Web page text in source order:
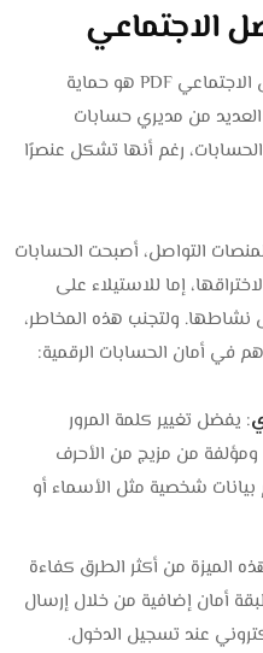
الاجتماعي
والجزء التالي من إدارة مواقع التواصل الاجتماعي PDF هو حماية
من مديري حسابات
رغم أنها تشكل عنصرًا
التواصل، أصبحت الحسابات
إما للاستيلاء على
نشاطها. ولتجنب هذه المخاطر،
في أمان الحسابات الرقمية:
: يفضل تغيير كلمة المرور
من مزيج من الأحرف
بيانات شخصية مثل الأسماء أو
الميزة من أكثر الطرق كفاءة
أمان إضافية من خلال إرسال
عند تسجيل الدخول.